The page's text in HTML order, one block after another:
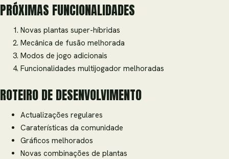
PRÓXIMAS FUNCIONALIDADES
Novas plantas super-híbridas
Mecânica de fusão melhorada
Modos de jogo adicionais
Funcionalidades multijogador melhoradas
ROTEIRO DE DESENVOLVIMENTO
Actualizações regulares
Caraterísticas da comunidade
Gráficos melhorados
Novas combinações de plantas